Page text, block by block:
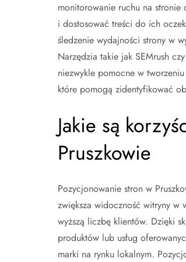
monitorowanie ruchu na
i dostosować treści do ich
śledzenie wydajności strony w
Narzędzia takie jak SEMrush
niezwykle pomocne w
które pomogą zidentyfikować
Jakie są
Pruszkowie
Pozycjonowanie stron w
zwiększa widoczność witryny w
wyższą liczbę klientów. Dzięki
produktów lub usług
marki na rynku lokalnym.